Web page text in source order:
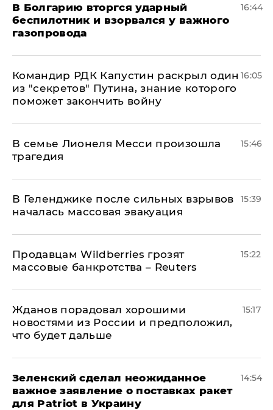
В Болгарию вторгся ударный
беспилотник и взорвался у важного
газопровода
16:44
Командир РДК Капустин раскрыл один
из "секретов" Путина, знание которого
поможет закончить войну
16:05
В семье Лионеля Месси произошла
трагедия
15:46
В Геленджике после сильных взрывов
началась массовая эвакуация
15:39
Продавцам Wildberries грозят
массовые банкротства – Reuters
15:22
Жданов порадовал хорошими
новостями из России и предположил,
что будет дальше
15:17
Зеленский сделал неожиданное
важное заявление о поставках ракет
для Patriot в Украину
14:54